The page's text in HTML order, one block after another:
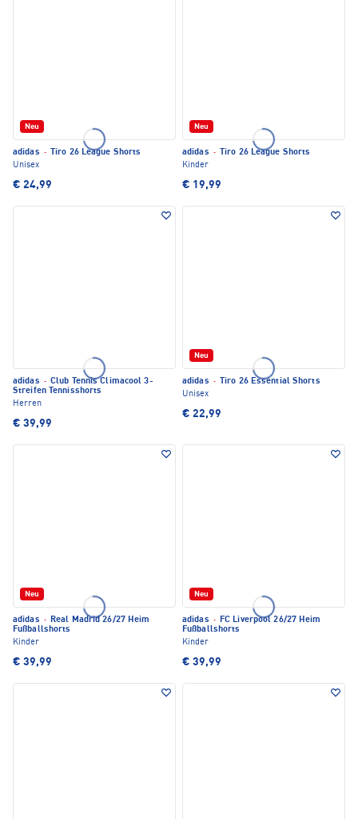
Neu
adidas ·
Tiro 26 League Shorts
Unisex
€ 24,99
Neu
adidas ·
Tiro 26 League Shorts
Kinder
€ 19,99
adidas · Club Tennis Climacool 3-
Streifen Tennisshorts
Herren
€ 39,99
Neu
adidas ·
Tiro 26 Essential Shorts
Unisex
€ 22,99
Neu
adidas · Real Madrid 26/27 Heim
Fußballshorts
Kinder
€ 39,99
Neu
adidas · FC Liverpool 26/27 Heim
Fußballshorts
Kinder
€ 39,99